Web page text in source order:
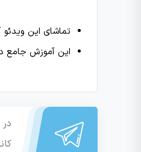
تماشای این
این آموزش جامع
در